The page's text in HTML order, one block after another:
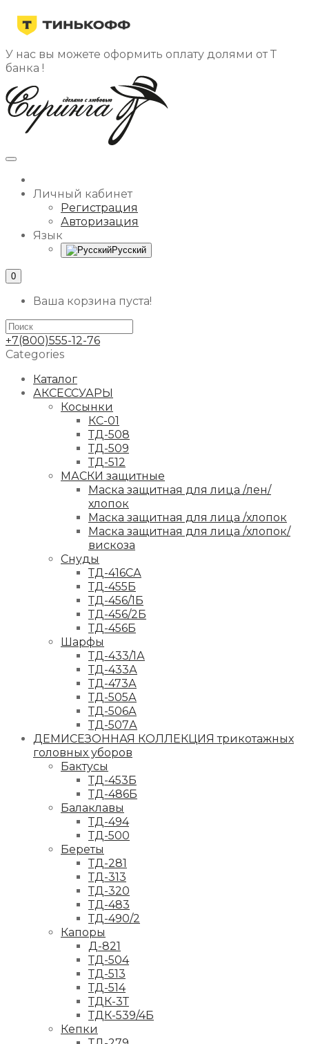
У нас вы можете оформить оплату долями от Т
банка !
Личный кабинет
Регистрация
Авторизация
Язык
Русский
0
Ваша корзина пуста!
+7(800)555-12-76
Categories
Каталог
АКСЕССУАРЫ
Косынки
КС-01
ТД-508
ТД-509
ТД-512
МАСКИ защитные
Маска защитная для лица /лен/
хлопок
Маска защитная для лица /хлопок
Маска защитная для лица /хлопок/
вискоза
Снуды
ТД-416СА
ТД-455Б
ТД-456/1Б
ТД-456/2Б
ТД-456Б
Шарфы
ТД-433/1А
ТД-433А
ТД-473А
ТД-505А
ТД-506А
ТД-507А
ДЕМИСЕЗОННАЯ КОЛЛЕКЦИЯ трикотажных
головных уборов
Бактусы
ТД-453Б
ТД-486Б
Балаклавы
ТД-494
ТД-500
Береты
ТД-281
ТД-313
ТД-320
ТД-483
ТД-490/2
Капоры
Д-821
ТД-504
ТД-513
ТД-514
ТДК-3Т
ТДК-539/4Б
Кепки